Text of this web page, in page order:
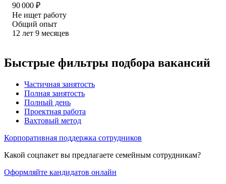
90 000 ₽
Не ищет работу
Общий опыт
12 лет 9 месяцев
Быстрые фильтры подбора вакансий
Частичная занятость
Полная занятость
Полный день
Проектная работа
Вахтовый метод
Корпоративная поддержка сотрудников
Какой соцпакет вы предлагаете семейным сотрудникам?
Оформляйте кандидатов онлайн